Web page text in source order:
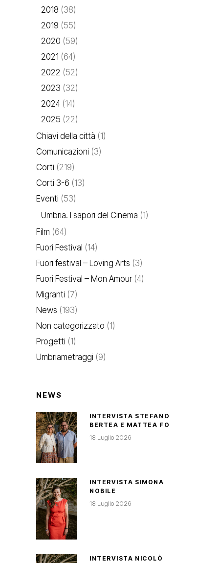
2018 (38)
2019 (55)
2020 (59)
2021 (64)
2022 (52)
2023 (32)
2024 (14)
2025 (22)
Chiavi della città (1)
Comunicazioni (3)
Corti (219)
Corti 3-6 (13)
Eventi (53)
Umbria. I sapori del Cinema (1)
Film (64)
Fuori Festival (14)
Fuori festival – Loving Arts (3)
Fuori Festival – Mon Amour(4)
Migranti (7)
News (193)
Non categorizzato (1)
Progetti (1)
Umbriametraggi (9)
NEWS
INTERVISTA STEFANO
BERTEA E MATTEA FO
18 Luglio 2026
INTERVISTA SIMONA
NOBILE
18 Luglio 2026
INTERVISTA NICOLÒ